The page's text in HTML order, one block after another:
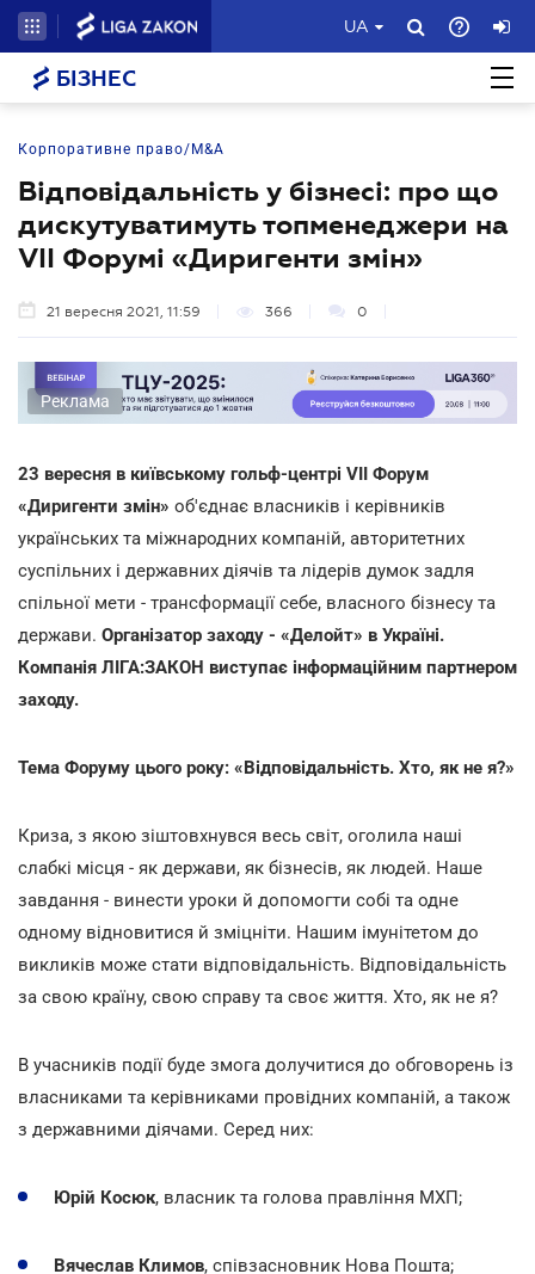
UA
БІЗНЕС
Корпоративне право/M&A
Відповідальність у бізнесі: про що
дискутуватимуть топменеджери на
VII Форумі «Диригенти змін»
21 вересня 2021, 11:59 366 0
Реклама
23 вересня в київському гольф-центрі VII Форум
«Диригенти змін» об'єднає власників і керівників
українських та міжнародних компаній, авторитетних
суспільних і державних діячів та лідерів думок задля
спільної мети - трансформації себе, власного бізнесу та
держави. Організатор заходу - «Делойт» в Україні.
Компанія ЛІГА:ЗАКОН виступає інформаційним партнером
заходу.
Тема Форуму цього року: «Відповідальність. Хто, як не я?»
Криза, з якою зіштовхнувся весь світ, оголила наші
слабкі місця - як держави, як бізнесів, як людей. Наше
завдання - винести уроки й допомогти собі та одне
одному відновитися й зміцніти. Нашим імунітетом до
викликів може стати відповідальність. Відповідальність
за свою країну, свою справу та своє життя. Хто, як не я?
В учасників події буде змога долучитися до обговорень із
власниками та керівниками провідних компаній, а також
з державними діячами. Серед них:
Юрій Косюк, власник та голова правління МХП;
Вячеслав Климов, співзасновник Нова Пошта;